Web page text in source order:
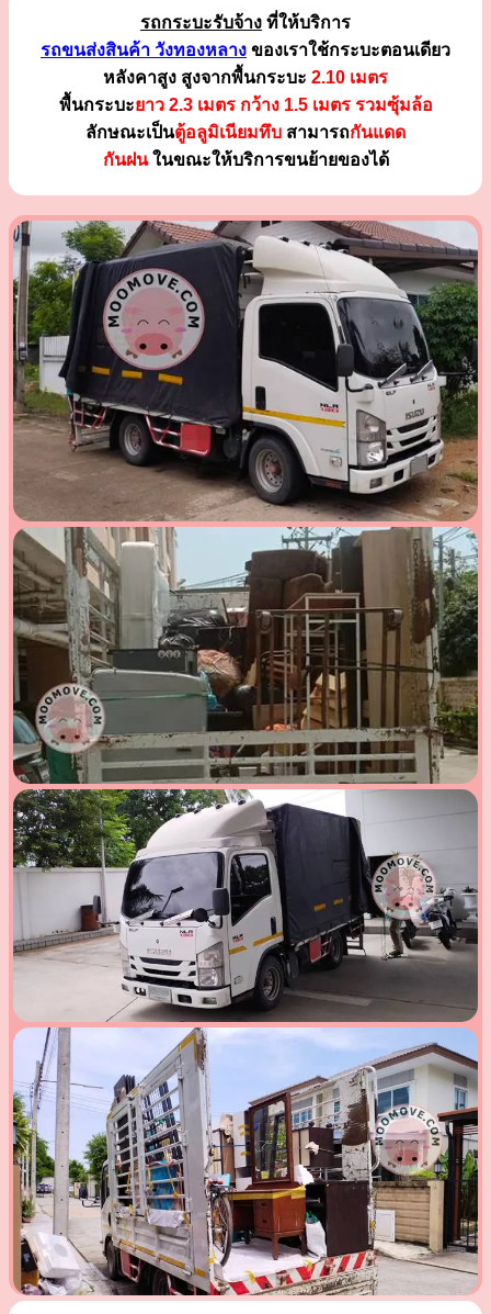
รถกระบะรับจ้าง ที่ให้บริการ
รถขนส่งสินค้า วังทองหลาง ของเราใช้กระบะตอนเดียว
หลังคาสูง สูงจากพื้นกระบะ 2.10 เมตร
พื้นกระบะยาว 2.3 เมตร กว้าง 1.5 เมตร รวมซุ้มล้อ
ลักษณะเป็นตู้อลูมิเนียมทึบ สามารถกันแดด
กันฝนในขณะให้บริการขนย้ายของได้